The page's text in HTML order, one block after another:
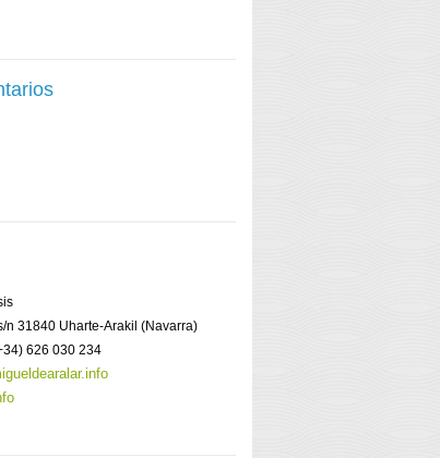
n 31840 Uharte-Arakil (Navarra)
626 030 234